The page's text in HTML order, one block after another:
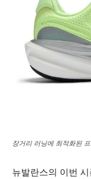
장거리 러닝에 최적화된
뉴발란스의 이번